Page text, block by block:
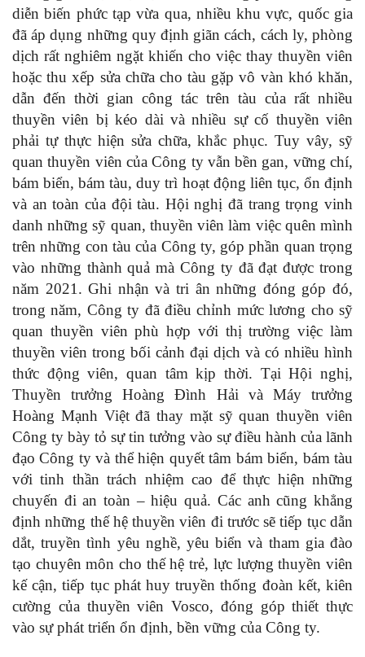
diễn biến phức tạp vừa qua, nhiều khu vực, quốc gia
đã áp dụng những quy định giãn cách, cách ly, phòng
dịch rất nghiêm ngặt khiến cho việc thay thuyền viên
hoặc thu xếp sửa chữa cho tàu gặp vô vàn khó khăn,
dẫn đến thời gian công tác trên tàu của rất nhiều
thuyền viên bị kéo dài và nhiều sự cố thuyền viên
phải tự thực hiện sửa chữa, khắc phục. Tuy vây, sỹ
quan thuyền viên của Công ty vẫn bền gan, vững chí,
bám biển, bám tàu, duy trì hoạt động liên tục, ổn định
và an toàn của đội tàu. Hội nghị đã trang trọng vinh
danh những sỹ quan, thuyền viên làm việc quên mình
trên những con tàu của Công ty, góp phần quan trọng
vào những thành quả mà Công ty đã đạt được trong
năm 2021. Ghi nhận và tri ân những đóng góp đó,
trong năm, Công ty đã điều chỉnh mức lương cho sỹ
quan thuyền viên phù hợp với thị trường việc làm
thuyền viên trong bối cảnh đại dịch và có nhiều hình
thức động viên, quan tâm kịp thời. Tại Hội nghị,
Thuyền trưởng Hoàng Đình Hải và Máy trưởng
Hoàng Mạnh Việt đã thay mặt sỹ quan thuyền viên
Công ty bày tỏ sự tin tưởng vào sự điều hành của lãnh
đạo Công ty và thể hiện quyết tâm bám biển, bám tàu
với tinh thần trách nhiệm cao để thực hiện những
chuyến đi an toàn – hiệu quả. Các anh cũng khẳng
định những thế hệ thuyền viên đi trước sẽ tiếp tục dẫn
dắt, truyền tình yêu nghề, yêu biển và tham gia đào
tạo chuyên môn cho thế hệ trẻ, lực lượng thuyền viên
kế cận, tiếp tục phát huy truyền thống đoàn kết, kiên
cường của thuyền viên Vosco, đóng góp thiết thực
vào sự phát triển ổn định, bền vững của Công ty.